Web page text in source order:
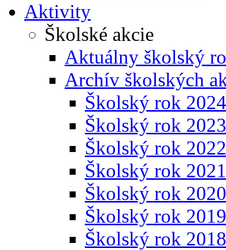
Aktivity
Školské akcie
Aktuálny školský
Archív školských
Školský rok
Školský rok
Školský rok
Školský rok
Školský rok
Školský rok
Školský rok